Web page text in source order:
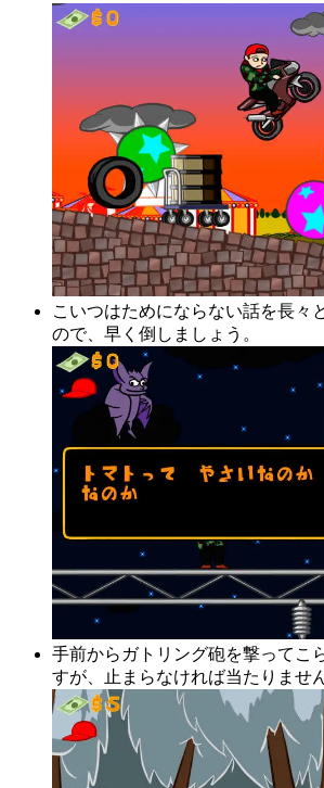
こいつはためにならない話を長々
ので、早く倒しましょう。
手前からガトリング砲を撃ってこ
すが、止まらなければ当たりません